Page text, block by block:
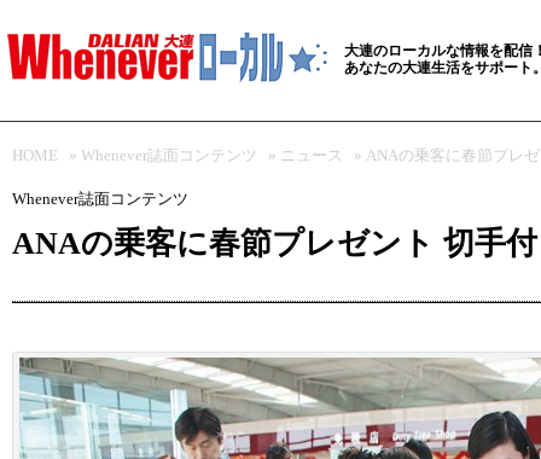
大連のローカルな情報を配信
あなたの大連生活をサポート
HOME » Whenever誌面コンテンツ » ニュース » ANAの乗客に春節プレ
Whenever誌面コンテンツ
ANAの乗客に春節プレゼント 切手